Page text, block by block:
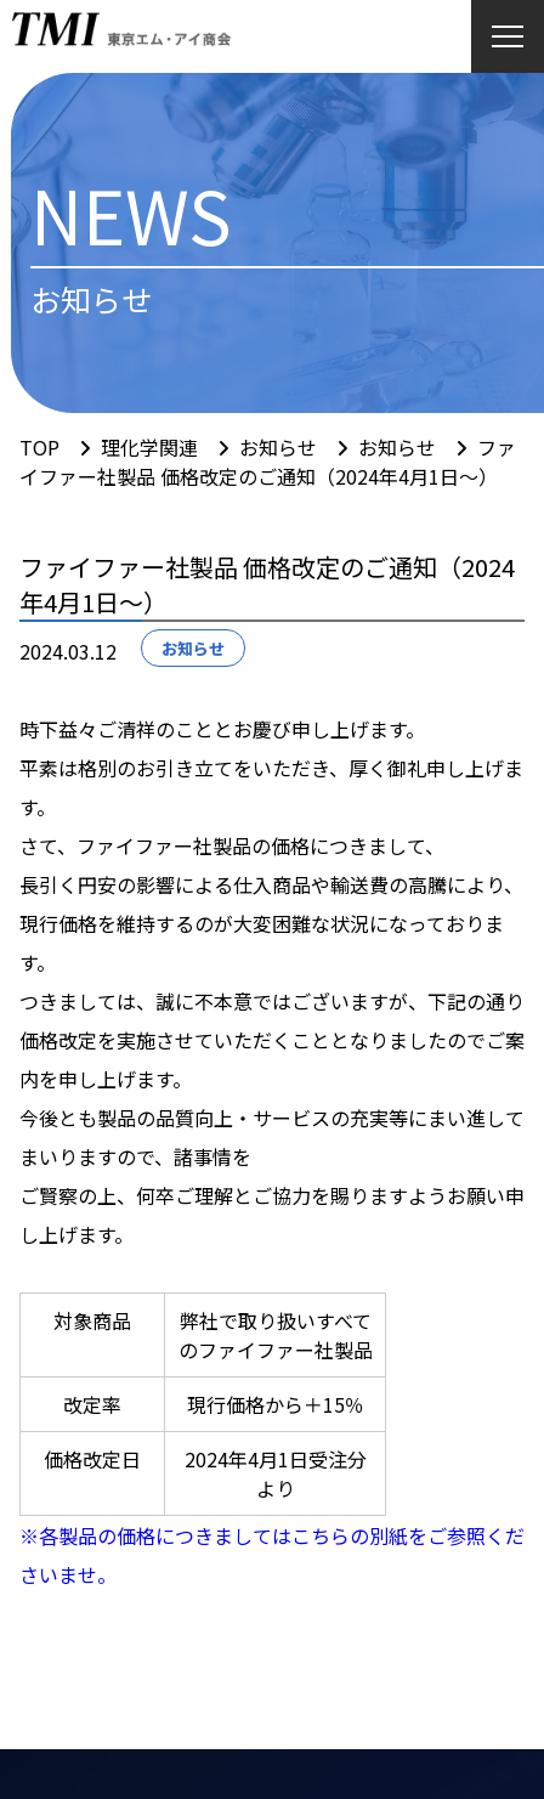
NEWS
お知らせ
TOP 理化学関連 お知らせ お知らせ
ファ
イファー社製品 価格改定のご通知（2024年4月1日～）
ファイファー社製品 価格改定のご通知（2024
年4月1日～）
2024.03.12 お知らせ
時下益々ご清祥のこととお慶び申し上げます。
平素は格別のお引き立てをいただき、厚く御礼申し上げま
す。
さて、ファイファー社製品の価格につきまして、
長引く円安の影響による仕入商品や輸送費の高騰により、
現行価格を維持するのが大変困難な状況になっておりま
す。
つきましては、誠に不本意ではございますが、下記の通り
価格改定を実施させていただくこととなりましたのでご案
内を申し上げます。
今後とも製品の品質向上・サービスの充実等にまい進して
まいりますので、諸事情を
ご賢察の上、何卒ご理解とご協力を賜りますようお願い申
し上げます。
対象商品
弊社で取り扱いすべて
のファイファー社製品
改定率
現行価格から＋15％
価格改定日
2024年4月1日受注分
より
※各製品の価格につきましてはこちらの別紙をご参照くだ
さいませ。